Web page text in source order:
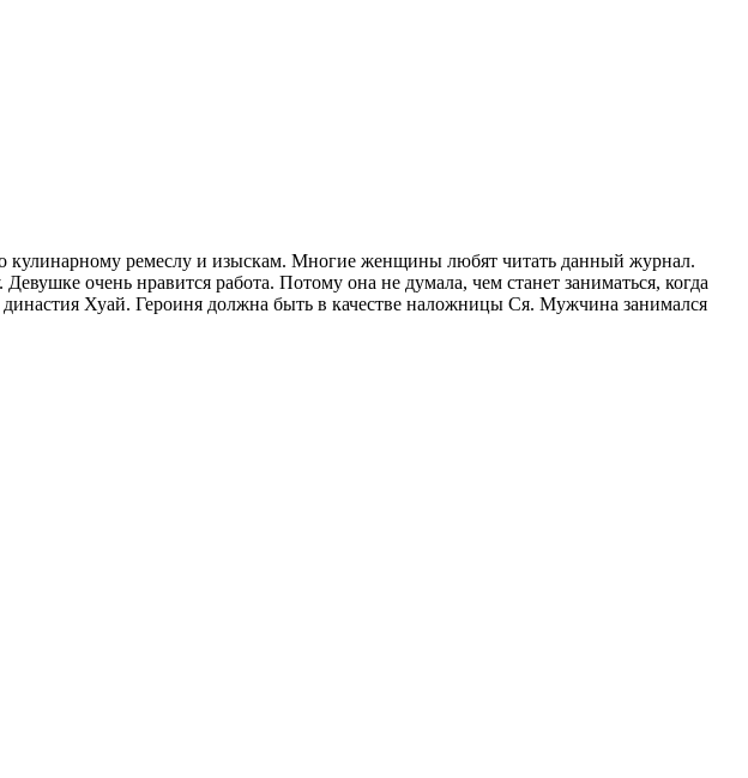
кулинарному ремеслу и изыскам. Многие женщины любят читать данный журнал.
очень нравится работа. Потому она не думала, чем станет заниматься, когда
Хуай. Героиня должна быть в качестве наложницы Ся. Мужчина занимался